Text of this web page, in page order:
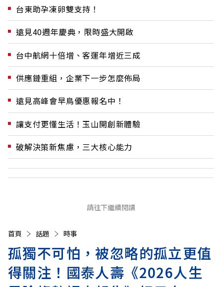
台東助孕凍卵雙支持！
遠見40週年慶典，限時盛大開啟
台中航網十倍增、客運年增近三成
供應鏈重組，企業下一步怎麼佈局
遠見高峰會早鳥優惠報名中！
讓支付更懂生活！玉山開創新體驗
破解決策新焦慮，三大核心能力
請往下繼續閱讀
首頁 話題 時事
孤獨不可怕，被忽略的孤立更值
得關注！國泰人壽《2026人生